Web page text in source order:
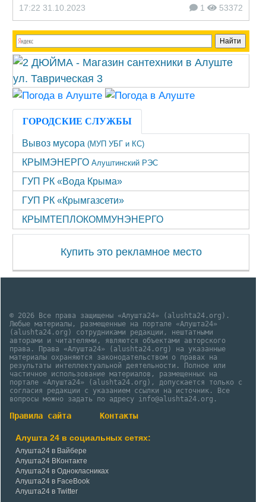
17:22 31.10.2023 1 53372
ГОРОДСКИЕ СЛУЖБЫ
Вывоз мусора (МУП УБГ и КС)
КРЫМЭНЕРГО Алуштинский РЭС
ГУП РК «Вода Крыма»
ГУП РК «Крымгазсети»
КРЫМТЕПЛОКОММУНЭНЕРГО
Купить это рекламное место
© 2026 Все права защищены «Алушта24» (alushta24.org).
Любые материалы, размещенные на портале «Алушта24»
(alushta24.org) сотрудниками редакции, нештатными
авторами и читателями, являются объектами авторского
права. Права «Алушта24» (alushta24.org) на указанные
материалы охраняются законодательством о правах на
результаты интеллектуальной деятельности. Полное или
частичное использование материалов, размещенных на
портале «Алушта24» (alushta24.org), допускается только с
согласия редакции с указанием ссылки на источник. Все
вопросы можно задать по адресу info@alushta24.org.
Правила сайта Контакты
Алушта 24 в социальных сетях:
Алушта24 в Вайбере
Алушта24 ВКонтакте
Алушта24 в Однокласниках
Алушта24 в FaceBook
Алушта24 в Twitter